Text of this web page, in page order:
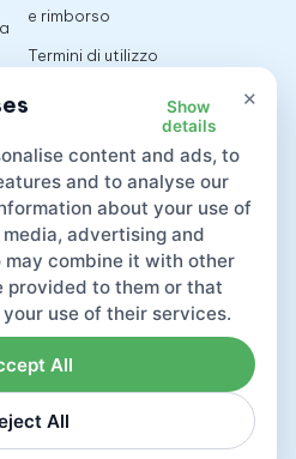
e rimborso
Termini di utilizzo
×
Show
details
content and ads, to
and to analyse our
about your use of
advertising and
combine it with other
provided to them or that
use of their services.
All
All